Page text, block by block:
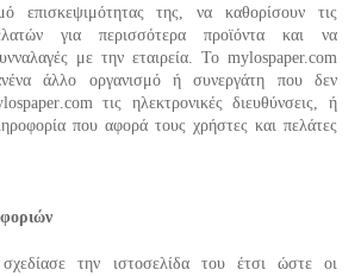
επισκεψιμότητας της, να καθορίσουν τις
για περισσότερα προϊόντα και να
με την εταιρεία. Το mylospaper.com
άλλο οργανισμό ή συνεργάτη που δεν
.comτις ηλεκτρονικές διευθύνσεις, ή
που αφορά τους χρήστες και πελάτες
σχεδίασε την ιστοσελίδα του έτσι ώστε οι